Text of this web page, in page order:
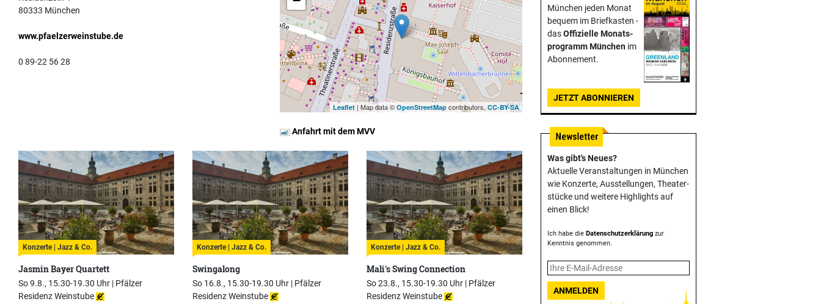
80333 München
www.pfaelzerweinstube.de
0 89-22 56 28
Leaflet | Map data ©OpenStreetMap contributors, CC-BY-SA
Anfahrt mit dem MVV
Konzerte | Jazz & Co.
Jasmin Bayer Quartett
So 9.8., 15.30-19.30 Uhr | Pfälzer
Residenz Weinstube
Konzerte | Jazz & Co.
Swingalong
So 16.8., 15.30-19.30 Uhr | Pfälzer
Residenz Weinstube
Konzerte | Jazz & Co.
Mali's Swing Connection
So 23.8., 15.30-19.30 Uhr | Pfälzer
Residenz Weinstube
München jeden Monat
bequem im Briefkasten -
dasOffizielle Monats­
programm München im
Abonnement.
JETZT ABONNIEREN
Was gibt's Neues?
Aktuelle Veranstaltungen in München
wie Konzerte, Ausstellungen, Theater­
stücke und weitere Highlights auf
einen Blick!
Ich habe die Datenschutzerklärung zur
Kenntnis genommen.
ANMELDEN